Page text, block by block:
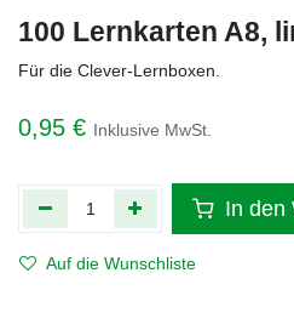
100 Lernkarten A8,
Für die Clever-Lernboxen.
0,95 € Inklusive MwSt.
In den
Auf die Wunschliste